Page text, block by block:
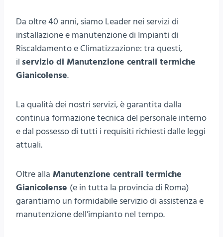
Da oltre 40 anni, siamo Leader nei servizi di
installazione e manutenzione di Impianti di
Riscaldamento e Climatizzazione: tra questi,
il servizio di Manutenzione centrali termiche
Gianicolense.
La qualità dei nostri servizi, è garantita dalla
continua formazione tecnica del personale interno
e dal possesso di tutti i requisiti richiesti dalle leggi
attuali.
Oltre alla Manutenzione centrali termiche
Gianicolense (e in tutta la provincia di Roma)
garantiamo un formidabile servizio di assistenza e
manutenzione dell’impianto nel tempo.